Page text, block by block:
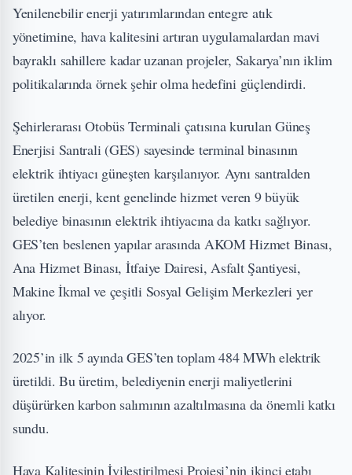
Yenilenebilir enerji yatırımlarından entegre atık
yönetimine, hava kalitesini artıran uygulamalardan mavi
bayraklı sahillere kadar uzanan projeler, Sakarya’nın iklim
politikalarında örnek şehir olma hedefini güçlendirdi.
Şehirlerarası Otobüs Terminali çatısına kurulan Güneş
Enerjisi Santrali (GES) sayesinde terminal binasının
elektrik ihtiyacı güneşten karşılanıyor. Aynı santralden
üretilen enerji, kent genelinde hizmet veren 9 büyük
belediye binasının elektrik ihtiyacına da katkı sağlıyor.
GES’ten beslenen yapılar arasında AKOM Hizmet Binası,
Ana Hizmet Binası, İtfaiye Dairesi, Asfalt Şantiyesi,
Makine İkmal ve çeşitli Sosyal Gelişim Merkezleri yer
alıyor.
2025’in ilk 5 ayında GES’ten toplam 484 MWh elektrik
üretildi. Bu üretim, belediyenin enerji maliyetlerini
düşürürken karbon salımının azaltılmasına da önemli katkı
sundu.
Hava Kalitesinin İyileştirilmesi Projesi’nin ikinci etabı